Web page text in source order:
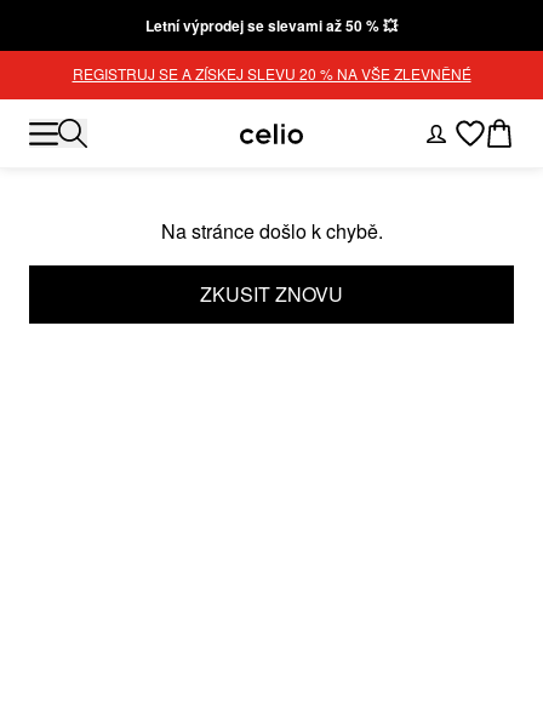
Letní výprodej se slevami až 50 % 💥
REGISTRUJ SE A ZÍSKEJ SLEVU 20 % NA VŠE ZLEVNĚNÉ
Na stránce došlo k chybě.
ZKUSIT ZNOVU